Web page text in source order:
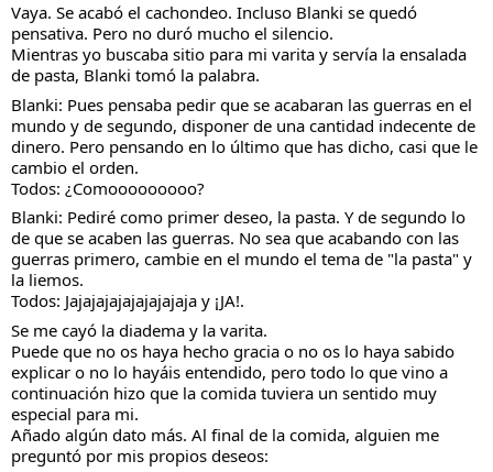
Vaya. Se acabó el cachondeo. Incluso Blanki se quedó
pensativa. Pero no duró mucho el silencio.
Mientras yo buscaba sitio para mi varita y servía la ensalada
de pasta, Blanki tomó la palabra.
Blanki: Pues pensaba pedir que se acabaran las guerras en el
mundo y de segundo, disponer de una cantidad indecente de
dinero. Pero pensando en lo último que has dicho, casi que le
cambio el orden.
Todos: ¿Comooooooooo?
Blanki: Pediré como primer deseo, la pasta. Y de segundo lo
de que se acaben las guerras. No sea que acabando con las
guerras primero, cambie en el mundo el tema de "la pasta" y
la liemos.
Todos: Jajajajajajajajajaja y ¡JA!.
Se me cayó la diadema y la varita.
Puede que no os haya hecho gracia o no os lo haya sabido
explicar o no lo hayáis entendido, pero todo lo que vino a
continuación hizo que la comida tuviera un sentido muy
especial para mi.
Añado algún dato más. Al final de la comida, alguien me
preguntó por mis propios deseos: